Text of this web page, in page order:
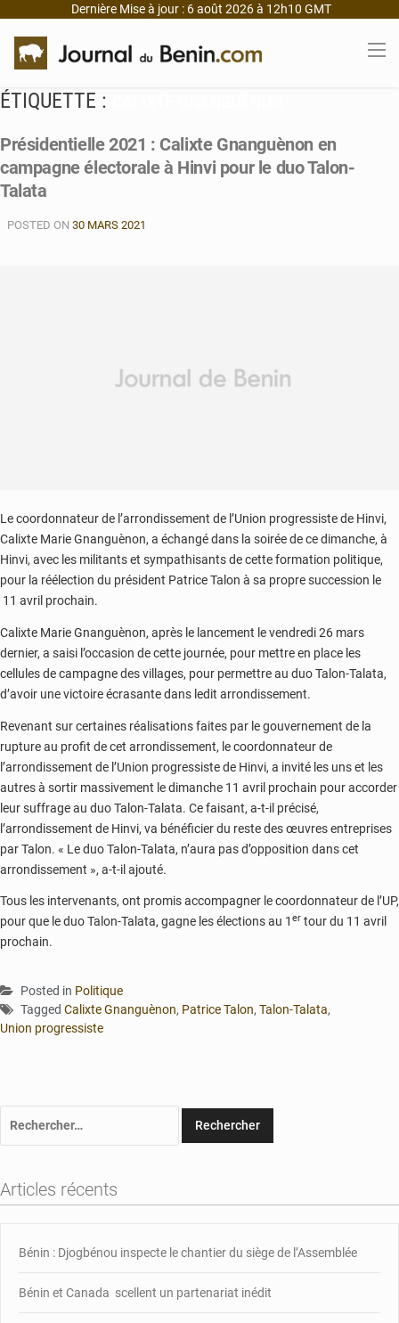
Dernière Mise à jour : 6 août 2026 à 12h10 GMT
ÉTIQUETTE :
Présidentielle 2021 : Calixte Gnanguènon en
campagne électorale à Hinvi pour le duo Talon-
Talata
POSTED ON 30 MARS 2021
Le coordonnateur de l’arrondissement de l’Union progressiste de Hinvi,
Calixte Marie Gnanguènon, a échangé dans la soirée de ce dimanche, à
Hinvi, avec les militants et sympathisants de cette formation politique,
pour la réélection du président Patrice Talon à sa propre succession le
11 avril prochain.
Calixte Marie Gnanguènon, après le lancement le vendredi 26 mars
dernier, a saisi l’occasion de cette journée, pour mettre en place les
cellules de campagne des villages, pour permettre au duo Talon-Talata,
d’avoir une victoire écrasante dans ledit arrondissement.
Revenant sur certaines réalisations faites par le gouvernement de la
rupture au profit de cet arrondissement, le coordonnateur de
l’arrondissement de l’Union progressiste de Hinvi, a invité les uns et les
autres à sortir massivement le dimanche 11 avril prochain pour accorder
leur suffrage au duo Talon-Talata. Ce faisant, a-t-il précisé,
l’arrondissement de Hinvi, va bénéficier du reste des œuvres entreprises
par Talon. « Le duo Talon-Talata, n’aura pas d’opposition dans cet
arrondissement », a-t-il ajouté.
Tous les intervenants, ont promis accompagner le coordonnateur de l’UP,
pour que le duo Talon-Talata, gagne les élections au 1 er tour du 11 avril
prochain.
Posted in Politique
Tagged Calixte Gnanguènon, Patrice Talon, Talon-Talata,
Union progressiste
Articles récents
Bénin : Djogbénou inspecte le chantier du siège de l’Assemblée
Bénin et Canada scellent un partenariat inédit